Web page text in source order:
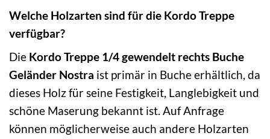
Welche Holzarten sind für die Kordo Treppe
verfügbar?
Die Kordo Treppe 1/4 gewendelt rechts Buche
Geländer Nostra ist primär in Buche erhältlich, da
dieses Holz für seine Festigkeit, Langlebigkeit und
schöne Maserung bekannt ist. Auf Anfrage
können möglicherweise auch andere Holzarten